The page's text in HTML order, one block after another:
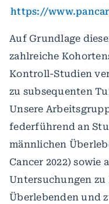
https://
Auf Grundlage
zahlreiche
Kontroll-Studien
zu subsequenten
Unsere
federführend an
männlichen
Cancer 2022) sowie
Untersuchungen
Überlebenden und